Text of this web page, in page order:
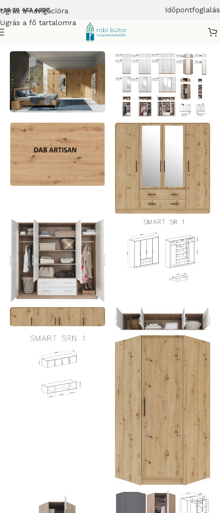
Ugrás a navigációra
Ugrás a fő tartalomra
+36 20 463 4097 Időpontfoglalás
SMART SYSTEM DAB ARTISAN ELEMES GARDRÓB BÚTOR